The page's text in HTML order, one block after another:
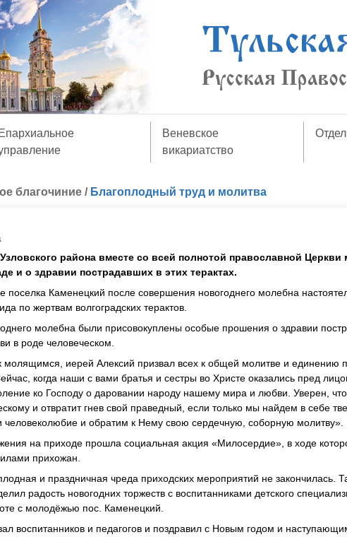
Епархиальное
Веневское
викариатство
благочиние / Благоплодный труд и молитва
района вместе со всей полнотой православной
и о здравии пострадавших в этих терактах.
поселка Каменецкий после совершения новогоднего молебна
по жертвам волгоградских терактов.
молебна были присовокуплены особые прошения о здравии
в роде человеческом.
иерей Алексий призвал всех к общей молитве и единению
когда наши с вами братья и сестры во Христе оказались пред
ко Господу о даровании народу нашему мира и любви. Уверен,
и отвратит гнев свой праведный, если только мы найдем в себе
человеколюбие и обратим к Нему свою сердечную, соборную молитву».
на приходе прошла социальная акция «Милосердие», в ходе
прихожан.
и праздничная чреда приходских мероприятий не закончилась.
радость новогодних торжеств с воспитанниками детского
с молодёжью пос. Каменецкий.
воспитанников и педагогов и поздравил с Новым годом и